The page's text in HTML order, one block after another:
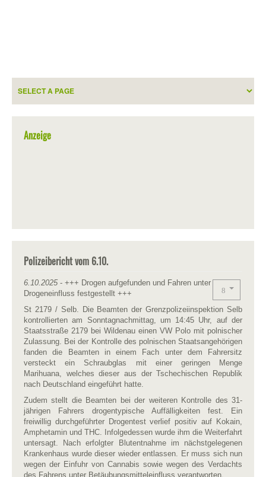
Anzeige
Polizeibericht vom 6.10.
6.10.2025 - +++ Drogen aufgefunden und Fahren unter
Drogeneinfluss festgestellt +++
St 2179 / Selb. Die Beamten der Grenzpolizeiinspektion Selb
kontrollierten am Sonntagnachmittag, um 14:45 Uhr, auf der
Staatsstraße 2179 bei Wildenau einen VW Polo mit polnischer
Zulassung. Bei der Kontrolle des polnischen Staatsangehörigen
fanden die Beamten in einem Fach unter dem Fahrersitz
versteckt ein Schraubglas mit einer geringen Menge
Marihuana, welches dieser aus der Tschechischen Republik
nach Deutschland eingeführt hatte.
Zudem stellt die Beamten bei der weiteren Kontrolle des 31-
jährigen Fahrers drogentypische Auffälligkeiten fest. Ein
freiwillig durchgeführter Drogentest verlief positiv auf Kokain,
Amphetamin und THC. Infolgedessen wurde ihm die Weiterfahrt
untersagt. Nach erfolgter Blutentnahme im nächstgelegenen
Krankenhaus wurde dieser wieder entlassen. Er muss sich nun
wegen der Einfuhr von Cannabis sowie wegen des Verdachts
des Fahrens unter Betäubungsmitteleinfluss verantworten.